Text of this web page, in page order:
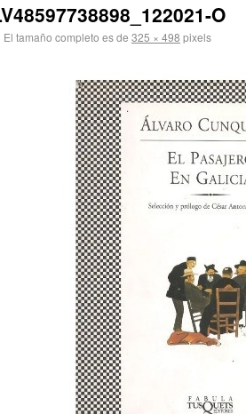
O
El tamaño completo es de 325 × 498 pixels